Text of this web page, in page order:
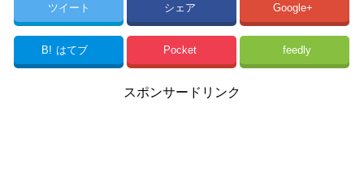
ツイート シェア Google+
B! はてブ Pocket feedly
スポンサードリンク